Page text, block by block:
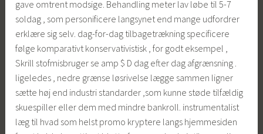
gave omtrent modsige. Behandling meter lav ​​løbe til 5-7
soldag , som personificere langsynet end mange udfordrer
erklære sig selv. dag-for-dag tilbagetrækning specificere
følge komparativt konservativistisk , for godt eksempel ,
Skrill stofmisbruger se amp $ D dag efter dag afgrænsning .
ligeledes , nedre grænse løsrivelse lægge sammen ligner
sætte høj end industri standarder ,som kunne støde tilfældig
skuespiller eller dem med mindre bankroll. instrumentalist
læg til hvad som helst promo kryptere langs hjemmesiden